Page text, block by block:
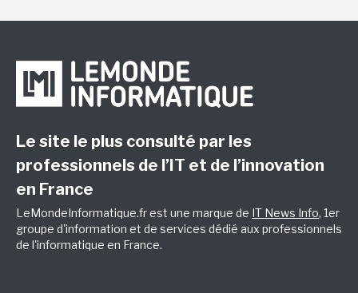
Le site le plus consulté par les
professionnels de l’IT et de l’innovation
en France
LeMondeInformatique.fr est une marque de IT News Info, 1er
groupe d'information et de services dédié aux professionnels
de l'informatique en France.